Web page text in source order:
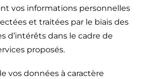
vos informations personnelles
et traitées par le biais des
d’intérêts dans le cadre de
proposés.
vos données à caractère